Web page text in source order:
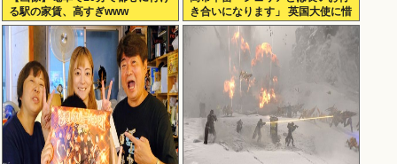
る駅の家賃、高すぎwww
き合いになります」 英国大使に惜
別のメッセージ